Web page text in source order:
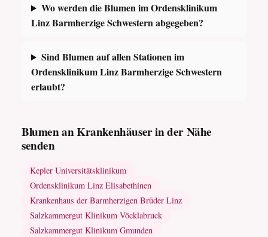
Wo werden die Blumen im Ordensklinikum
Linz Barmherzige Schwestern abgegeben?
Sind Blumen auf allen Stationen im
Ordensklinikum Linz Barmherzige Schwestern
erlaubt?
Blumen an Krankenhäuser in der Nähe
senden
Kepler Universitätsklinikum
Ordensklinikum Linz Elisabethinen
Krankenhaus der Barmherzigen Brüder Linz
Salzkammergut Klinikum Vöcklabruck
Salzkammergut Klinikum Gmunden